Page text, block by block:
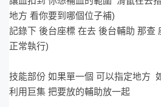
地方 看你要到哪個位子補)
記錄下 後台座標 在去 後台輔助 那查
正常執行)
技能部份 如果單一個 可以指定地方
利用巨集 把要放的輔助放一起